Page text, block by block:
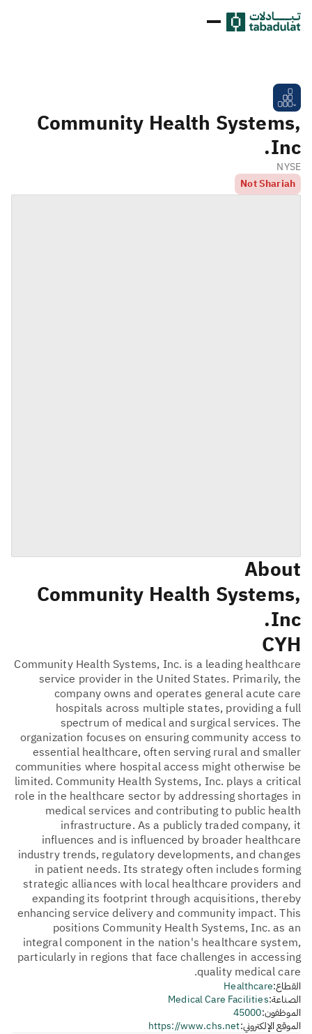
Community Health Systems,
Inc.
NYSE
Not Shariah
About
Community Health Systems,
Inc.
CYH
Community Health Systems, Inc. is a leading healthcare
service provider in the United States. Primarily, the
company owns and operates general acute care
hospitals across multiple states, providing a full
spectrum of medical and surgical services. The
organization focuses on ensuring community access to
essential healthcare, often serving rural and smaller
communities where hospital access might otherwise be
limited. Community Health Systems, Inc. plays a critical
role in the healthcare sector by addressing shortages in
medical services and contributing to public health
infrastructure. As a publicly traded company, it
influences and is influenced by broader healthcare
industry trends, regulatory developments, and changes
in patient needs. Its strategy often includes forming
strategic alliances with local healthcare providers and
expanding its footprint through acquisitions, thereby
enhancing service delivery and community impact. This
positions Community Health Systems, Inc. as an
integral component in the nation's healthcare system,
particularly in regions that face challenges in accessing
quality medical care.
القطاع:Healthcare
الصناعة:Medical Care Facilities
الموظفون:45000
الموقع الإلكتروني:https://www.chs.net